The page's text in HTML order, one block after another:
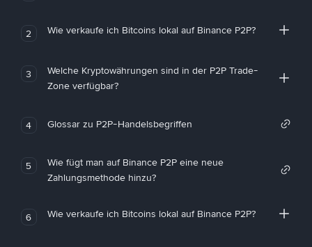
2 Wie verkaufe ich Bitcoins lokal auf Binance P2P?
3
Welche Kryptowährungen sind in der P2P Trade-
Zone verfügbar?
4 Glossar zu P2P-Handelsbegriffen
5
Wie fügt man auf Binance P2P eine neue
Zahlungsmethode hinzu?
6 Wie verkaufe ich Bitcoins lokal auf Binance P2P?